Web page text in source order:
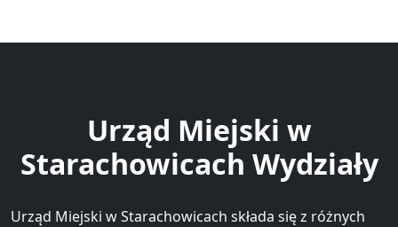
Urząd Miejski w
Starachowicach Wydziały
Urząd Miejski w Starachowicach składa się z różnych